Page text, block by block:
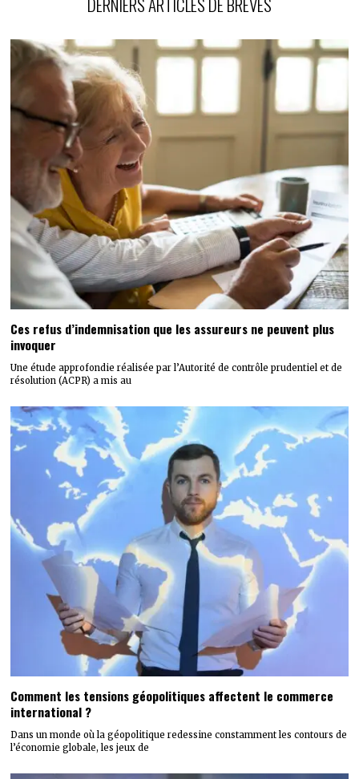
Ces refus d’indemnisation que les assureurs ne peuvent plus
invoquer
Une étude approfondie réalisée par l’Autorité de contrôle prudentiel et de
résolution (ACPR) a mis au
Comment les tensions géopolitiques affectent le commerce
international ?
Dans un monde où la géopolitique redessine constamment les contours de
l’économie globale, les jeux de